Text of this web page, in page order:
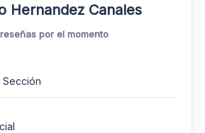
Hernandez Canales
por el momento
Sección